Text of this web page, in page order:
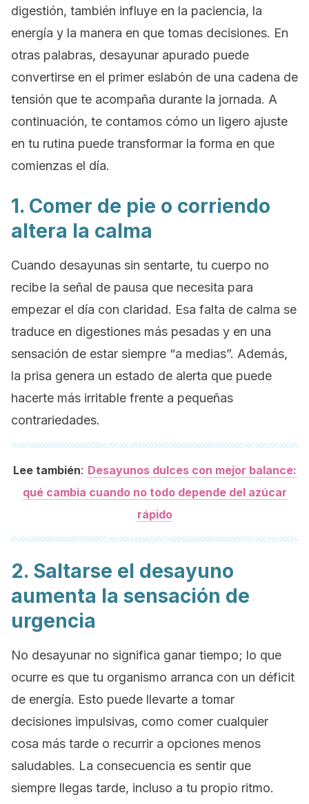
digestión, también influye en la paciencia, la
energía y la manera en que tomas decisiones. En
otras palabras, desayunar apurado puede
convertirse en el primer eslabón de una cadena de
tensión que te acompaña durante la jornada. A
continuación, te contamos cómo un ligero ajuste
en tu rutina puede transformar la forma en que
comienzas el día.
1. Comer de pie o corriendo
altera la calma
Cuando desayunas sin sentarte, tu cuerpo no
recibe la señal de pausa que necesita para
empezar el día con claridad. Esa falta de calma se
traduce en digestiones más pesadas y en una
sensación de estar siempre “a medias”. Además,
la prisa genera un estado de alerta que puede
hacerte más irritable frente a pequeñas
contrariedades.
Lee también: Desayunos dulces con mejor balance:
qué cambia cuando no todo depende del azúcar
rápido
2. Saltarse el desayuno
aumenta la sensación de
urgencia
No desayunar no significa ganar tiempo; lo que
ocurre es que tu organismo arranca con un déficit
de energía. Esto puede llevarte a tomar
decisiones impulsivas, como comer cualquier
cosa más tarde o recurrir a opciones menos
saludables. La consecuencia es sentir que
siempre llegas tarde, incluso a tu propio ritmo.